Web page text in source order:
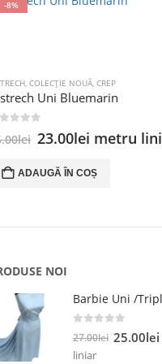
-8%
, COLECȚIE NOUĂ, CREP
Uni Bluemarin
lei Prețul
a
fost:
23.00lei Prețul
este:
23.00lei.
metru
ADAUGĂ ÎN COȘ
NOI
27.00lei Prețul
25.00lei
liniar